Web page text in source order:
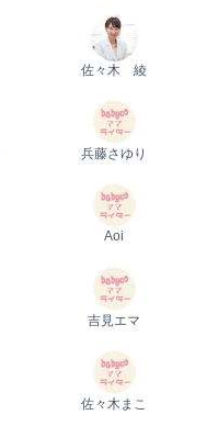
佐々木 綾
兵藤さゆり
Aoi
吉見エマ
佐々木まこ